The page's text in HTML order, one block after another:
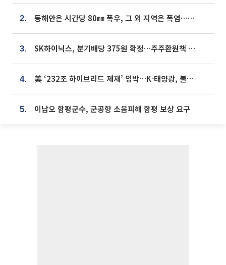
2. 동해안은 시간당 80㎜ 폭우, 그 외 지역은 폭염…‘극과 극 날씨’
3. SK하이닉스, 분기배당 375원 확정…주주환원책 9월로 앞당겨 발표
4. 美 ‘232조 하이브리드 제재’ 임박…K-태양광, 불확실성 털고 날개 다나
5. 이남오 함평군수, 군공항 소음피해 함평 보상 요구